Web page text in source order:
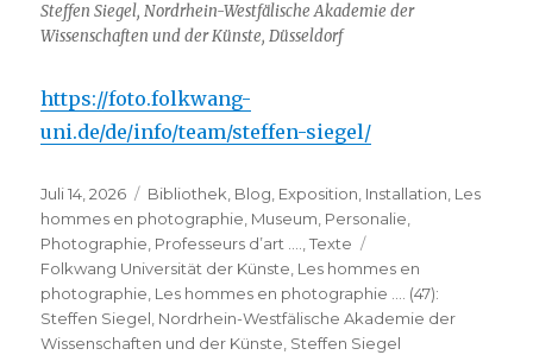
Steffen Siegel, Nordrhein-Westfälische Akademie der
Wissenschaften und der Künste, Düsseldorf
https://foto.folkwang-
uni.de/de/info/team/steffen-siegel/
Veröffentlicht
am
Juli 14, 2026 Kategorien
Bibliothek Blog Exposition Installation Les
hommes en photographie Museum Personalie
Photographie Professeurs d’art …. ,Texte
Folkwang Universität der Künste Les hommes en
photographie Les hommes en photographie …. (47):
Steffen Siegel Nordrhein-Westfälische Akademie der
Wissenschaften und der Künste Steffen Siegel